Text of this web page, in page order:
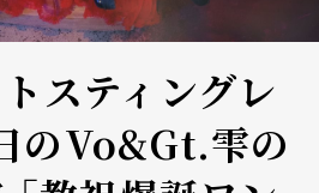
スティングレ
のVo&Gt.雫の